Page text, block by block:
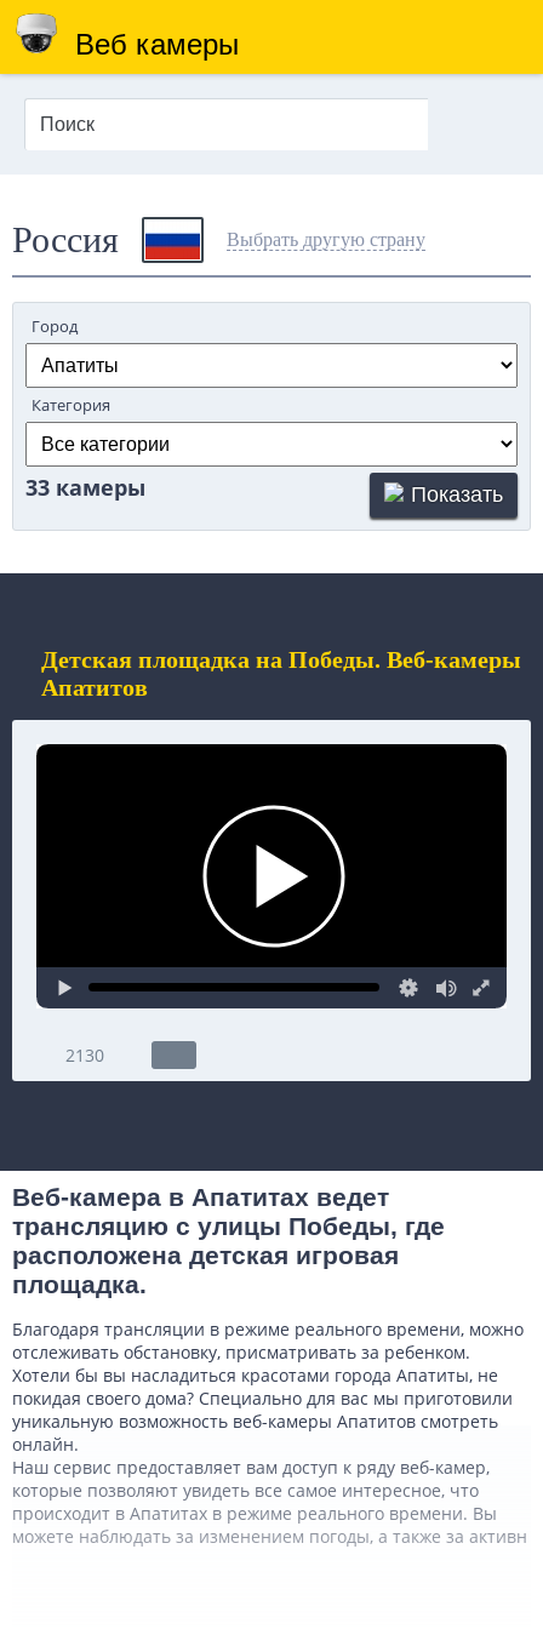
Веб камеры
Россия Выбрать другую страну
Город
Категория
33 камеры Показать
Детская площадка на Победы. Веб-камеры
Апатитов
2130
Веб-камера в Апатитах ведет
трансляцию с улицы Победы, где
расположена детская игровая
площадка.
Благодаря трансляции в режиме реального времени, можно
отслеживать обстановку, присматривать за ребенком.
Хотели бы вы насладиться красотами города Апатиты, не
покидая своего дома? Специально для вас мы приготовили
уникальную возможность веб-камеры Апатитов смотреть
онлайн.
Наш сервис предоставляет вам доступ к ряду веб-камер,
которые позволяют увидеть все самое интересное, что
происходит в Апатитах в режиме реального времени. Вы
можете наблюдать за изменением погоды, а также за активн